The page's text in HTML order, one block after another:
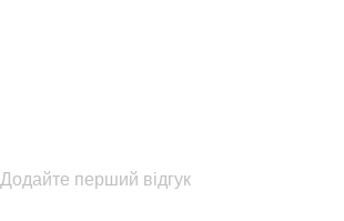
Додайте перший відгук